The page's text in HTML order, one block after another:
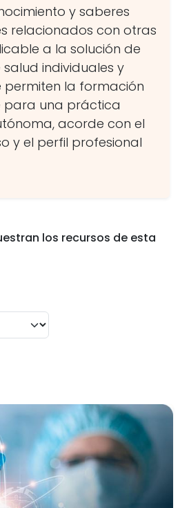
y saberes
relacionados con otras
a la solución de
individuales y
permiten la formación
para una práctica
acorde con el
y el perfil profesional
los recursos de esta